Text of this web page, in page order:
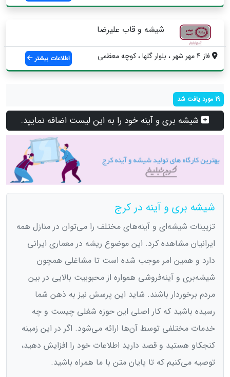
شیشه و قاب علیرضا
فاز 4 مهر شهر ، بلوار گلها ، کوچه معظمی اطلاعات بیشتر
19 مورد یافت شد
شیشه بری و آینه خود را به این لیست اضافه نمایید.
شیشه بری و آینه در کرج
تزیینات شیشه‌ای و آينه‌های مختلف را می‌توان در منازل همه
ایرانیان مشاهده کرد. این موضوع ریشه در معماری ایرانی
دارد و همین امر موجب شده است تا مشاغلی همچون
شیشه‌بری و آینه‌فروشی همواره از محبوبیت بالایی در بین
مردم برخوردار باشند. شاید این پرسش نیز به ذهن شما
رسیده باشید که کار اصلی این حوزه شغلی چیست و چه
خدمات مختلفی توسط آن‌ها ارائه می‌شود. اگر در این زمینه
کنجکاو هستید و قصد دارید اطلاعات خود را افزایش دهید،
توصیه می‌‌کنیم که تا پایان متن با ما همراه باشید.